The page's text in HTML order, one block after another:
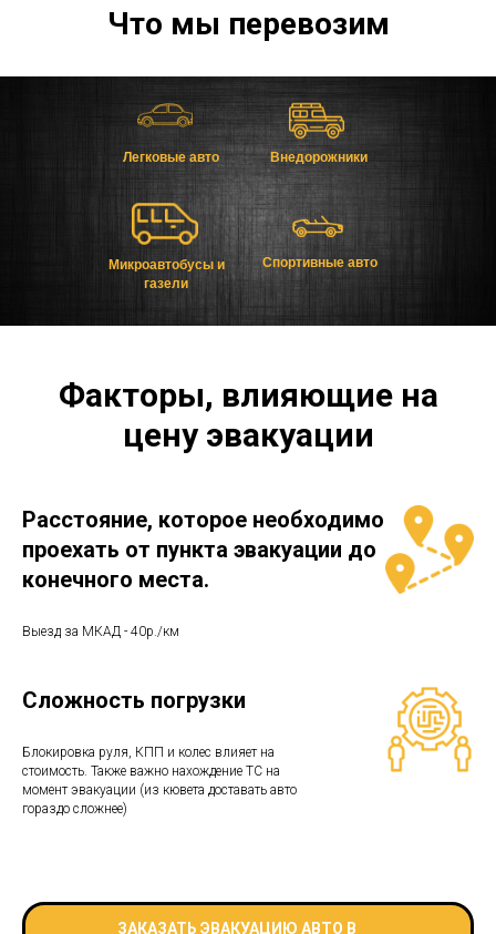
Что мы перевозим
Легковые авто Внедорожники
Микроавтобусы и
газели
Спортивные авто
Факторы, влияющие на
цену эвакуации
Расстояние, которое необходимо
проехать от пункта эвакуации до
конечного места.
Выезд за МКАД - 40р./км
Сложность погрузки
Блокировка руля, КПП и колес влияет на
стоимость. Также важно нахождение ТС на
момент эвакуации (из кювета доставать авто
гораздо сложнее)
ЗАКАЗАТЬ ЭВАКУАЦИЮ АВТО В